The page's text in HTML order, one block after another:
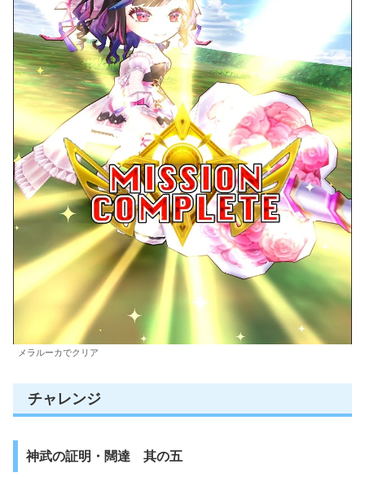
メラルーカでクリア
チャレンジ
神武の証明・闊達 其の五